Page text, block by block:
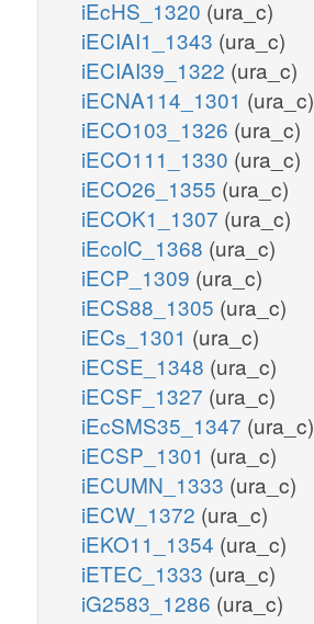
iEcHS_1320 (ura_c)
iECIAI1_1343 (ura_c)
iECIAI39_1322 (ura_c)
iECNA114_1301 (ura_c)
iECO103_1326 (ura_c)
iECO111_1330 (ura_c)
iECO26_1355 (ura_c)
iECOK1_1307 (ura_c)
iEcolC_1368 (ura_c)
iECP_1309 (ura_c)
iECS88_1305 (ura_c)
iECs_1301 (ura_c)
iECSE_1348 (ura_c)
iECSF_1327 (ura_c)
iEcSMS35_1347 (ura_c)
iECSP_1301 (ura_c)
iECUMN_1333 (ura_c)
iECW_1372 (ura_c)
iEKO11_1354 (ura_c)
iETEC_1333 (ura_c)
iG2583_1286 (ura_c)